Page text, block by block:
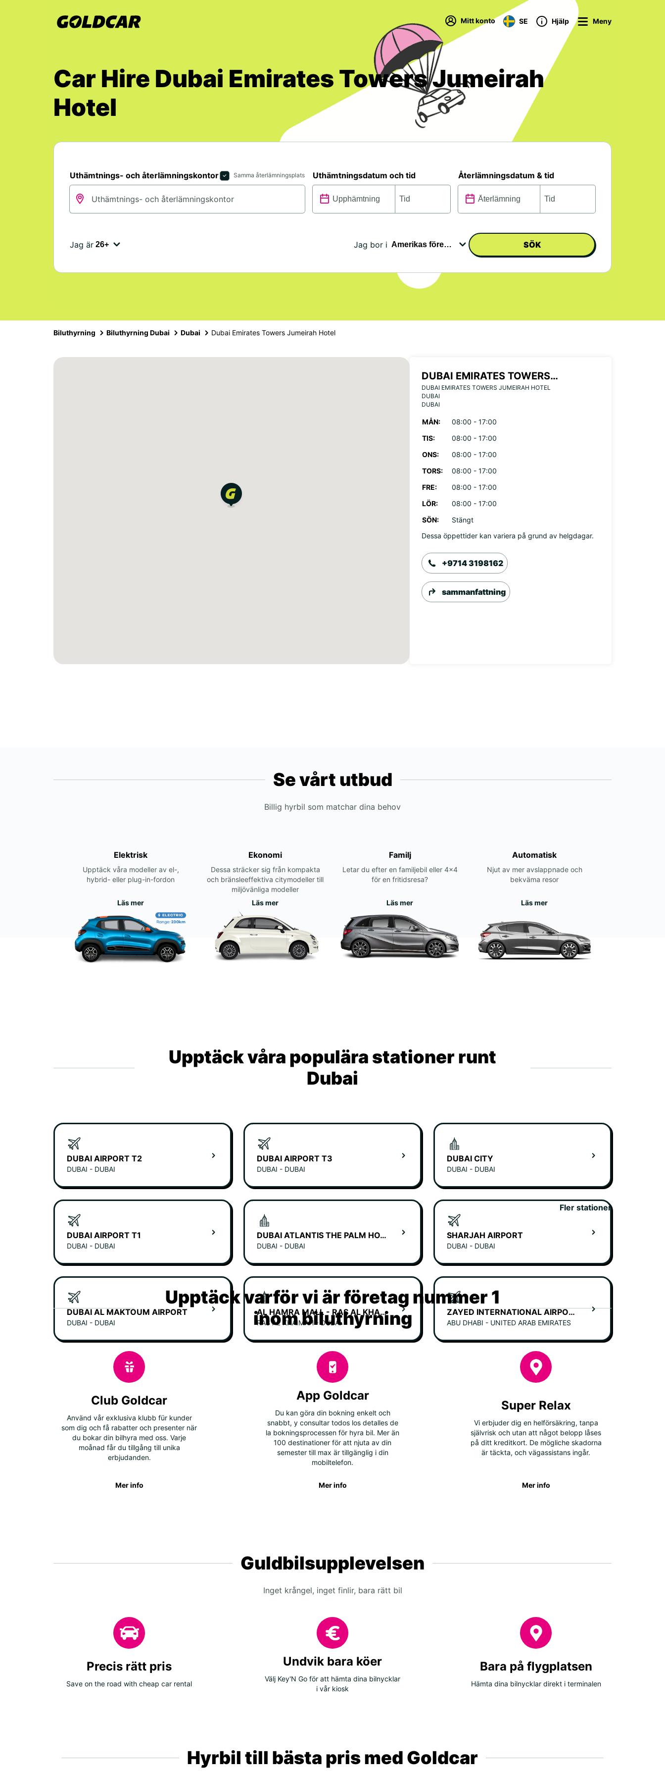
Mitt konto SE Hjälp Meny
Car Hire Dubai Emirates Towers Jumeirah
Hotel
Uthämtnings- och återlämningskontor Samma återlämningsplats Uthämtningsdatum och tid Återlämningsdatum & tid
Jag är Jag bor i SÖK
Biluthyrning Biluthyrning Dubai Dubai Dubai Emirates Towers Jumeirah Hotel
DUBAI EMIRATES TOWERS
JUMEIRAH HOTEL
DUBAI EMIRATES TOWERS JUMEIRAH HOTEL
DUBAI
DUBAI
MÅN:
08:00 - 17:00
TIS:
08:00 - 17:00
ONS:
08:00 - 17:00
TORS:
08:00 - 17:00
FRE:
08:00 - 17:00
LÖR:
08:00 - 17:00
SÖN:
Stängt
Dessa öppettider kan variera på grund av helgdagar.
+9714 3198162
sammanfattning
Se vårt utbud
Billig hyrbil som matchar dina behov
Elektrisk
Upptäck våra modeller av el-,
hybrid- eller plug-in-fordon
Läs mer
Ekonomi
Dessa sträcker sig från kompakta
och bränsleeffektiva citymodeller till
miljövänliga modeller
Läs mer
Familj
Letar du efter en familjebil eller 4x4
för en fritidsresa?
Läs mer
Automatisk
Njut av mer avslappnade och
bekväma resor
Läs mer
Upptäck våra populära stationer runt
Dubai
DUBAI AIRPORT T2
DUBAI - DUBAI
DUBAI AIRPORT T3
DUBAI - DUBAI
DUBAI CITY
DUBAI - DUBAI
DUBAI AIRPORT T1
DUBAI - DUBAI
DUBAI ATLANTIS THE PALM HOTEL
DUBAI - DUBAI
SHARJAH AIRPORT
DUBAI - DUBAI
DUBAI AL MAKTOUM AIRPORT
DUBAI - DUBAI
AL HAMRA MALL - RAS AL KHAIMAH
RAS AL KHAIMAH - DUBAI
ZAYED INTERNATIONAL AIRPORT - TERMINAL A
ABU DHABI - UNITED ARAB EMIRATES
Fler stationer
Upptäck varför vi är företag nummer 1
inom biluthyrning
Club Goldcar
Använd vår exklusiva klubb für kunder
som dig och få rabatter och presenter när
du bokar din bilhyra med oss. Varje
moånad får du tillgång till unika
erbjudanden.
Mer info
App Goldcar
Du kan göra din bokning enkelt och
snabbt, y consultar todos los detalles de
la bokningsprocessen för hyra bil. Mer än
100 destinationer för att njuta av din
semester till max är tillgänglig i din
mobiltelefon.
Mer info
Super Relax
Vi erbjuder dig en helförsäkring, tanpa
självrisk och utan att något belopp låses
på ditt kreditkort. De mögliche skadorna
är täckta, och vägassistans ingår.
Mer info
Guldbilsupplevelsen
Inget krångel, inget finlir, bara rätt bil
Precis rätt pris
Save on the road with cheap car rental
Undvik bara köer
Välj Key'N Go för att hämta dina bilnycklar
i vår kiosk
Bara på flygplatsen
Hämta dina bilnycklar direkt i terminalen
Hyrbil till bästa pris med Goldcar